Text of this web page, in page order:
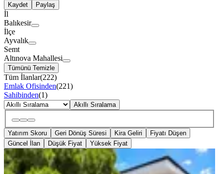
Kaydet
Paylaş
İl
Balıkesir
İlçe
Ayvalık
Semt
Altınova Mahallesi
Tümünü Temizle
Tüm İlanlar(222)
Emlak Ofisinden(221)
Sahibinden(1)
Akıllı Sıralama
Yatırım Skoru Geri Dönüş Süresi Kira Geliri
Fiyatı Düşen
Güncel İlan
Düşük Fiyat Yüksek Fiyat
YENİ
Rota'dan | Akıllı Bina | 1+1 | Premium